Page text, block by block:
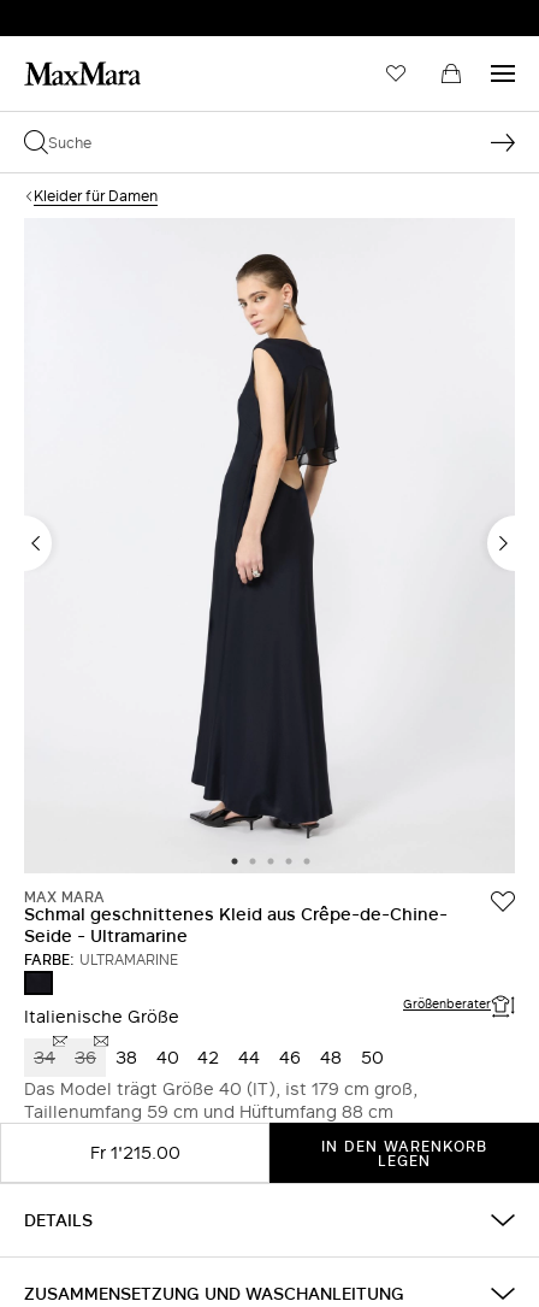
Kleider für Damen
MAX MARA
Schmal geschnittenes Kleid aus Crêpe-de-Chine-
Seide - Ultramarine
FARBE: ULTRAMARINE
Italienische Größe Größenberater
34 36 38 40 42 44 46 48
50
Das Model trägt Größe 40 (IT), ist 179 cm groß,
Taillenumfang 59 cm und Hüftumfang 88 cm
Fr 1'215.00
IN DEN WARENKORB
LEGEN
DETAILS
ZUSAMMENSETZUNG UND WASCHANLEITUNG